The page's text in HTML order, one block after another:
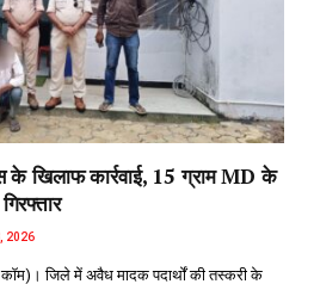
खिलाफ कार्रवाई, 15 ग्राम MD के
2026
जिले में अवैध मादक पदार्थों की तस्करी के